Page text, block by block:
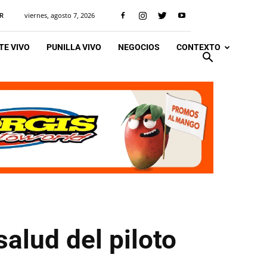
viernes, agosto 7, 2026
VIVO PUNILLA VIVO NEGOCIOS CONTEXTO
del piloto